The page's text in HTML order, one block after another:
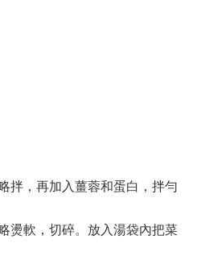
拌，再加入薑蓉和蛋白，拌勻
燙軟，切碎。放入湯袋內把菜